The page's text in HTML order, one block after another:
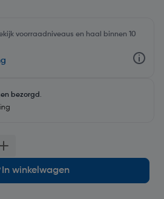
voorraadniveaus en haal binnen 10
bezorgd .
In winkelwagen